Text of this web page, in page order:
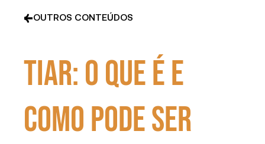
OUTROS CONTEÚDOS
TIAR: o que é e
como pode ser